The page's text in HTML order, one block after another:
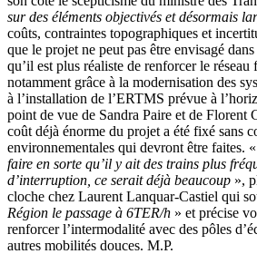
sur des éléments objectivés et désormais
coûts, contraintes topographiques et
que le projet ne peut pas être envisagé
qu’il est plus réaliste de renforcer le
notamment grâce à la modernisation des
à l’installation de l’ERTMS prévue à
point de vue de Sandra Paire et de Florent
coût déjà énorme du projet a été fixé sans
environnementales qui devront être faites. «
faire en sorte qu’il y ait des trains plus
d’interruption, ce serait déjà beaucoup »,
cloche chez Laurent Lanquar-Castiel qui
Région le passage à 6TER/h » et précise
renforcer l’intermodalité avec des pôles
autres mobilités douces. M.P.